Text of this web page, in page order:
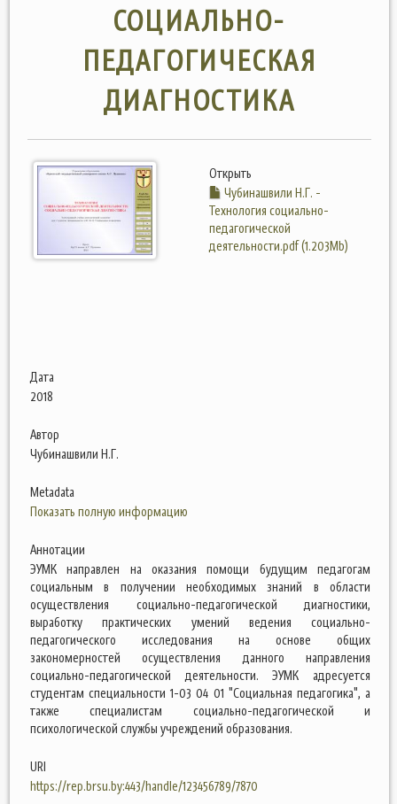
СОЦИАЛЬНО-
ПЕДАГОГИЧЕСКАЯ
ДИАГНОСТИКА
Открыть
Чубинашвили Н.Г. -
Технология социально-
педагогической
деятельности.pdf (1.203Mb)
Дата
2018
Автор
Чубинашвили Н.Г.
Metadata
Показать полную информацию
Аннотации
ЭУМК направлен на оказания помощи будущим педагогам
социальным в получении необходимых знаний в области
осуществления социально-педагогической диагностики,
выработку практических умений ведения социально-
педагогического исследования на основе общих
закономерностей осуществления данного направления
социально-педагогической деятельности. ЭУМК адресуется
студентам специальности 1-03 04 01 "Социальная педагогика", а
также специалистам социально-педагогической и
психологической службы учреждений образования.
URI
https://rep.brsu.by:443/handle/123456789/7870